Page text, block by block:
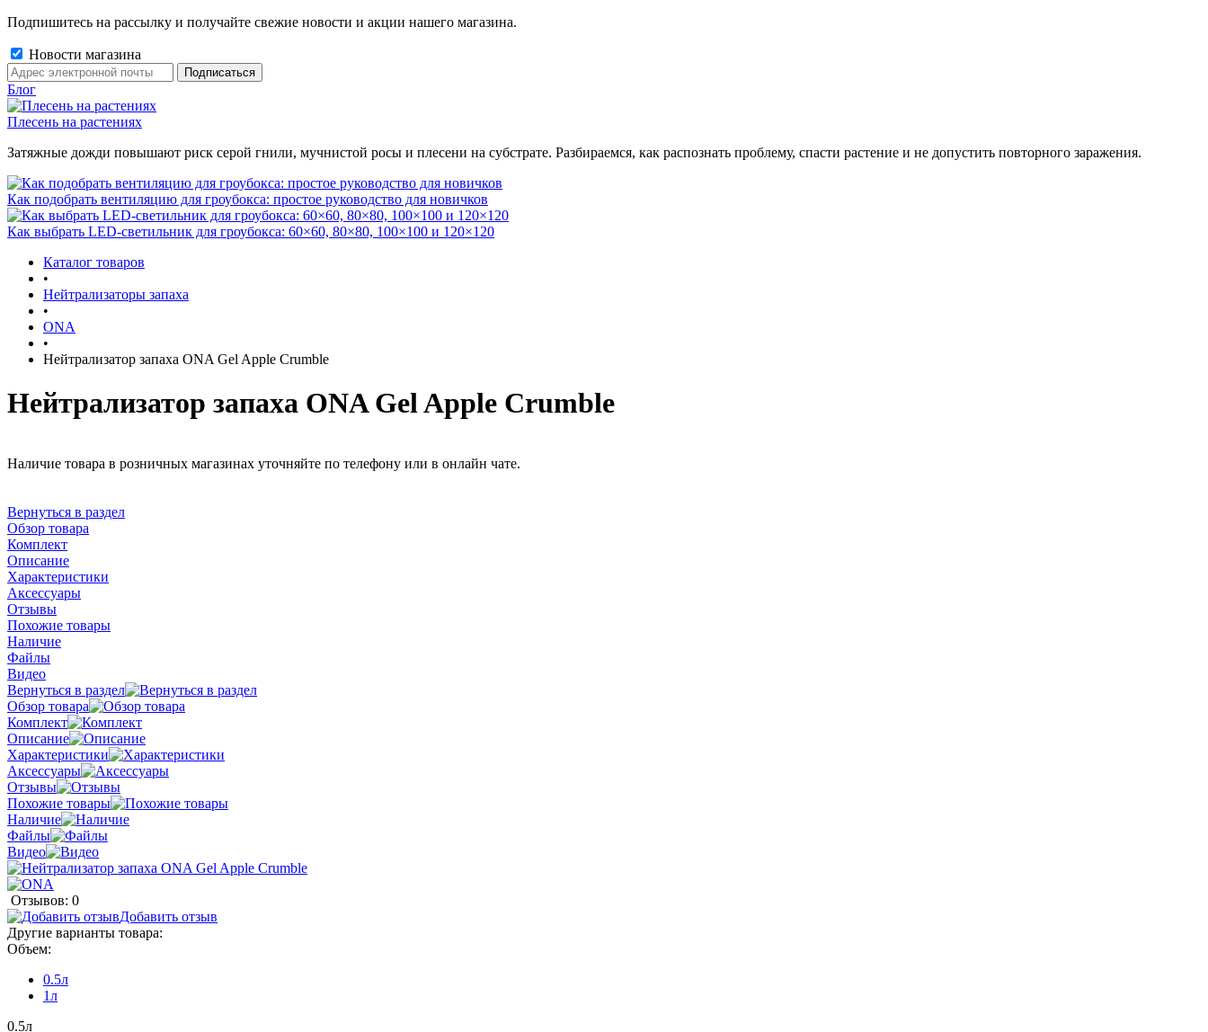
Подпишитесь на рассылку и получайте свежие новости и акции нашего магазина.
Новости магазина
Блог
Плесень на растениях
Затяжные дожди повышают риск серой гнили, мучнистой росы и плесени на субстрате. Разбираемся, как распознать проблему, спасти растение и не допустить повторного заражения.
Как подобрать вентиляцию для гроубокса: простое руководство для новичков
Как выбрать LED-светильник для гроубокса: 60×60, 80×80, 100×100 и 120×120
Каталог товаров
•
Нейтрализаторы запаха
•
ONA
•
Нейтрализатор запаха ONA Gel Apple Crumble
Нейтрализатор запаха ONA Gel Apple Crumble
Наличие товара в розничных магазинах уточняйте по телефону или в онлайн чате.
Вернуться в раздел
Обзор товара
Комплект
Описание
Характеристики
Аксессуары
Отзывы
Похожие товары
Наличие
Файлы
Видео
Вернуться в раздел
Обзор товара
Комплект
Описание
Характеристики
Аксессуары
Отзывы
Похожие товары
Наличие
Файлы
Видео
Отзывов: 0
Добавить отзыв
Другие варианты товара:
Объем:
0.5л
1л
0.5л